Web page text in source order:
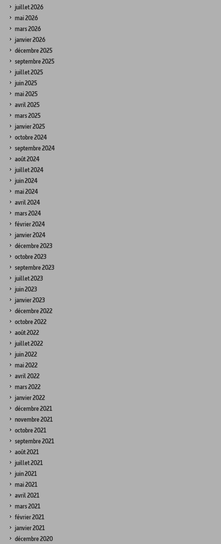
juillet 2026
mai 2026
mars 2026
janvier 2026
décembre 2025
septembre 2025
juillet 2025
juin 2025
mai 2025
avril 2025
mars 2025
janvier 2025
octobre 2024
septembre 2024
août 2024
juillet 2024
juin 2024
mai 2024
avril 2024
mars 2024
février 2024
janvier 2024
décembre 2023
octobre 2023
septembre 2023
juillet 2023
juin 2023
janvier 2023
décembre 2022
octobre 2022
août 2022
juillet 2022
juin 2022
mai 2022
avril 2022
mars 2022
janvier 2022
décembre 2021
novembre 2021
octobre 2021
septembre 2021
août 2021
juillet 2021
juin 2021
mai 2021
avril 2021
mars 2021
février 2021
janvier 2021
décembre 2020